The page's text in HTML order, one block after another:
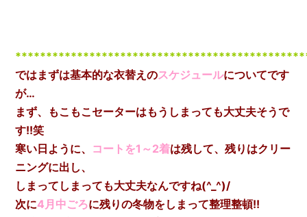
ではまずは基本的な衣替えのスケジュールについてです
が…
まず、もこもこセーターはもうしまっても大丈夫そうで
す!!笑
寒い日ように、 コートを1～2着は残して、残りはクリー
ニングに出し、
しまってしまっても大丈夫なんですね(^_^)/
次に4月中ごろに残りの冬物をしまって整理整頓!!